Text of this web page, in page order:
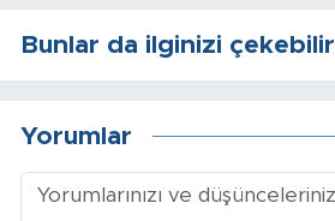
Bunlar da ilginizi çekebilir
Yorumlar
Magazin
Sinema